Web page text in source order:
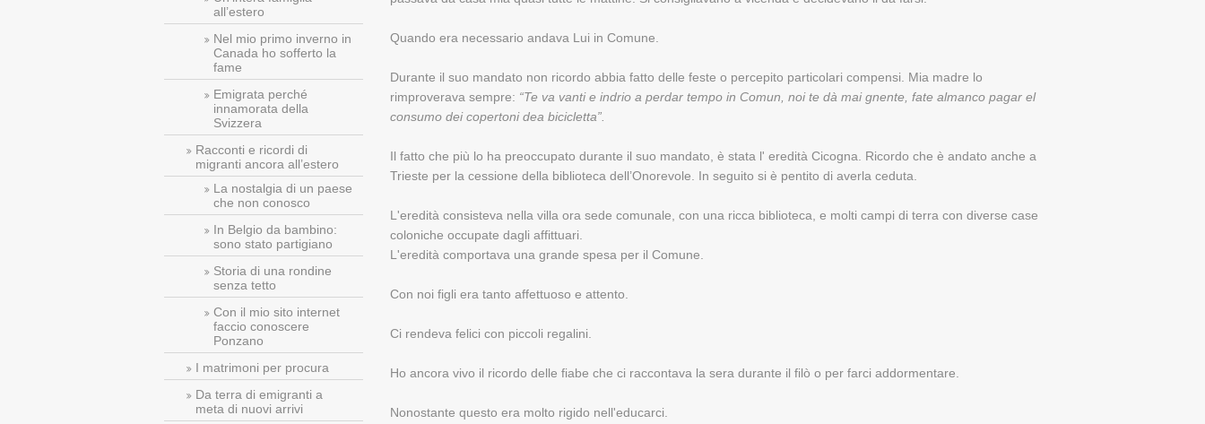
all’estero
Nel mio primo inverno in
Canada ho sofferto la
fame
Emigrata perché
innamorata della
Svizzera
Racconti e ricordi di
migranti ancora all’estero
La nostalgia di un paese
che non conosco
In Belgio da bambino:
sono stato partigiano
Storia di una rondine
senza tetto
Con il mio sito internet
faccio conoscere
Ponzano
I matrimoni per procura
Da terra di emigranti a
meta di nuovi arrivi
Quando era necessario andava Lui in Comune.
Durante il suo mandato non ricordo abbia fatto delle feste o percepito particolari compensi. Mia madre lo
rimproverava sempre: “Te va vanti e indrio a perdar tempo in Comun, noi te dà mai gnente, fate almanco pagar el
consumo dei copertoni dea bicicletta”.
Il fatto che più lo ha preoccupato durante il suo mandato, è stata l' eredità Cicogna. Ricordo che è andato anche a
Trieste per la cessione della biblioteca dell’Onorevole. In seguito si è pentito di averla ceduta.
L'eredità consisteva nella villa ora sede comunale, con una ricca biblioteca, e molti campi di terra con diverse case
coloniche occupate dagli affittuari.
L'eredità comportava una grande spesa per il Comune.
Con noi figli era tanto affettuoso e attento.
Ci rendeva felici con piccoli regalini.
Ho ancora vivo il ricordo delle fiabe che ci raccontava la sera durante il filò o per farci addormentare.
Nonostante questo era molto rigido nell'educarci.